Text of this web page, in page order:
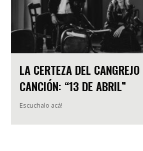
LA CERTEZA DEL
CANCIÓN: “13 DE ABRIL”
Escuchalo acá!